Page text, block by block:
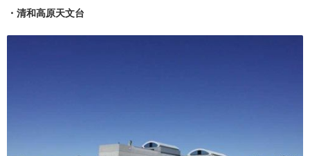
・清和高原天文台